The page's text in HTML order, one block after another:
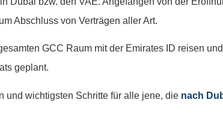
Abschluss von Verträgen aller Art.
GCC Raum mit der Emirates ID reisen
geplant.
und wichtigsten Schritte für alle jene, die nach